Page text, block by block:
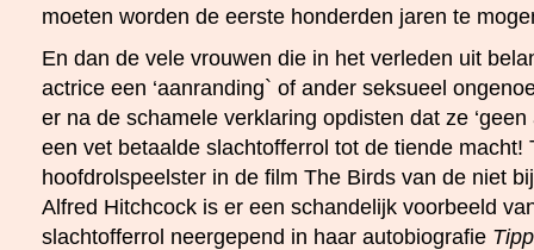
moeten worden de eerste honderden jaren te
En dan de vele vrouwen die in het verleden uit
actrice een ‘aanranding` of ander seksueel
er na de schamele verklaring opdisten dat ze ‘geen
een vet betaalde slachtofferrol tot de tiende macht!
hoofdrolspeelster in de film The Birds van de niet
Alfred Hitchcock is er een schandelijk voorbeeld
slachtofferrol neergepend in haar autobiografie